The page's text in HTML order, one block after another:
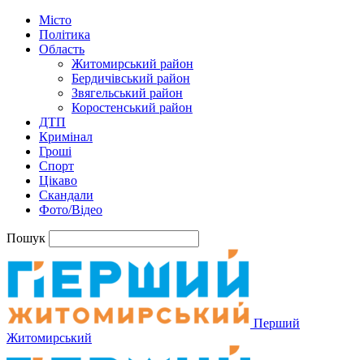
Місто
Політика
Область
Житомирський район
Бердичівський район
Звягельський район
Коростенський район
ДТП
Кримінал
Гроші
Спорт
Цікаво
Скандали
Фото/Відео
Пошук
Перший
Житомирський